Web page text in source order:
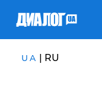
UA | RU